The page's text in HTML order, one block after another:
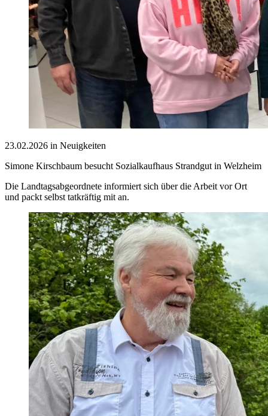
23.02.2026 in Neuigkeiten
Simone Kirschbaum besucht Sozialkaufhaus Strandgut in Welzheim
Die Landtagsabgeordnete informiert sich über die Arbeit vor Ort
und packt selbst tatkräftig mit an.